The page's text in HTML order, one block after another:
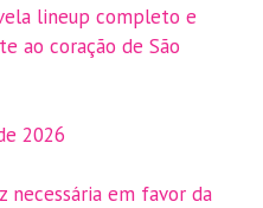
lineup completo e
ao coração de São
2026
necessária em favor da